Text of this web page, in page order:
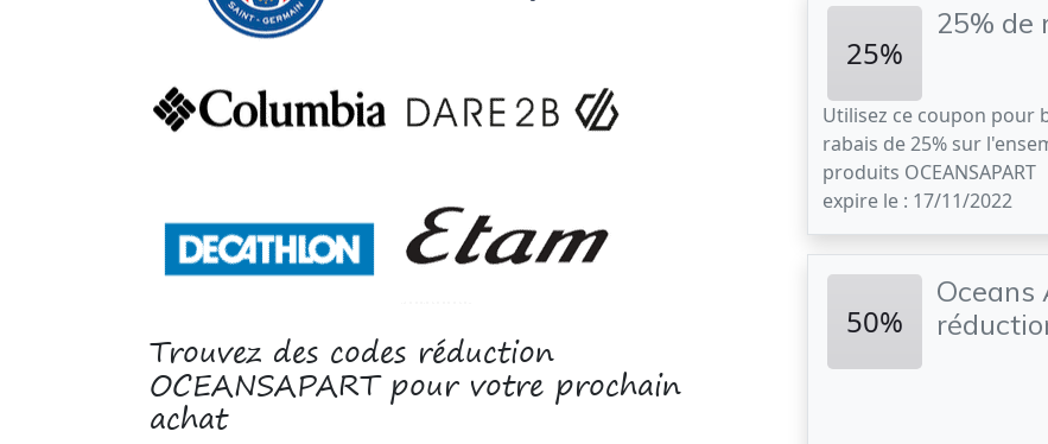
Trouvez des codes réduction
OCEANSAPART pour votre prochain
achat
25%
25% de
Utilisez ce coupon pour
rabais de 25% sur
produits OCEANSAPART
expire le : 17/11/2022
50%
Oceans